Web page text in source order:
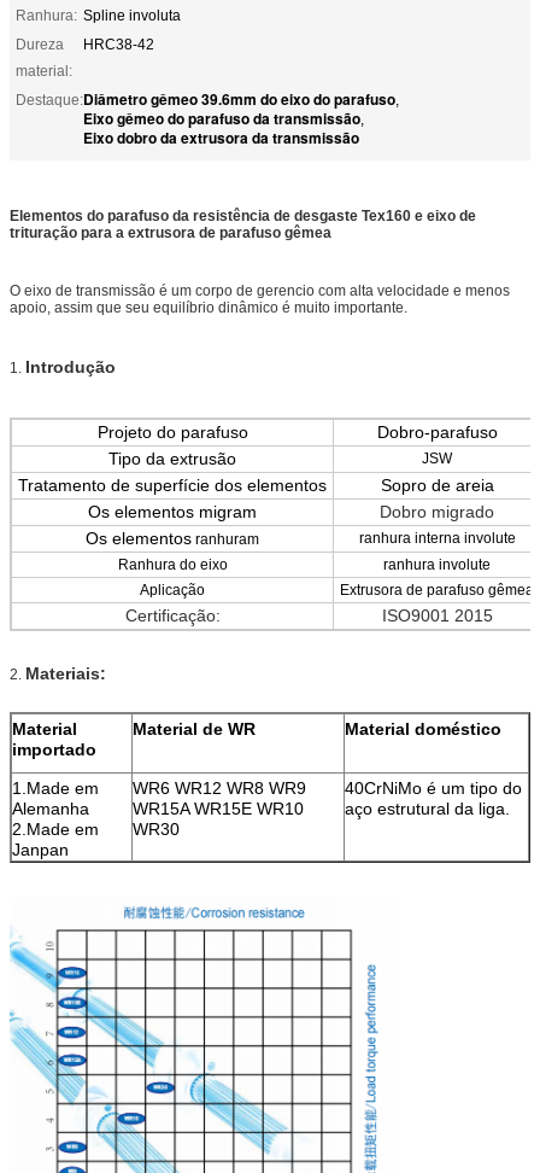
Ranhura: Spline involuta
Dureza
material:
HRC38-42
Destaque:Diâmetro gêmeo 39.6mm do eixo do parafuso,
Eixo gêmeo do parafuso da transmissão,
Eixo dobro da extrusora da transmissão
Elementos do parafuso da resistência de desgaste Tex160 e eixo de
trituração para a extrusora de parafuso gêmea
O eixo de transmissão é um corpo de gerencio com alta velocidade e menos
apoio, assim que seu equilíbrio dinâmico é muito importante.
1. Introdução
Projeto do parafuso
Dobro-parafuso
Tipo da extrusão
JSW
Tratamento de superfície dos elementos
Sopro de areia
Os elementos migram
Dobro migrado
Os elementos ranhuram
ranhura interna involute
Ranhura do eixo
ranhura involute
Aplicação
Extrusora de parafuso gêmea
Certificação: ISO9001 2015
2. Materiais:
Material
importado
Material de WR Material doméstico
1.Made em
Alemanha
2.Made em
Janpan
WR6 WR12 WR8 WR9
WR15A WR15E WR10
WR30
40CrNiMo é um tipo do
aço estrutural da liga.